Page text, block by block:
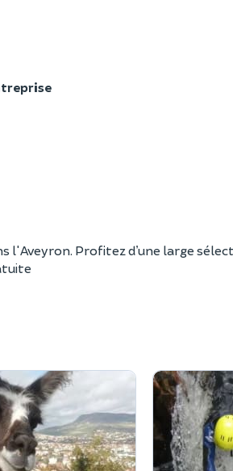
l'Aveyron. Profitez d’une large